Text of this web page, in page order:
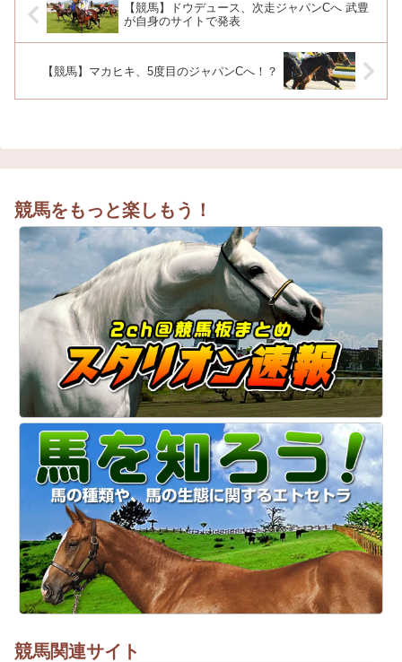
【競馬】ドウデュース、次走ジャパンCへ 武豊
が自身のサイトで発表
【競馬】マカヒキ、5度目のジャパンCへ！？
競馬をもっと楽しもう！
競馬関連サイト